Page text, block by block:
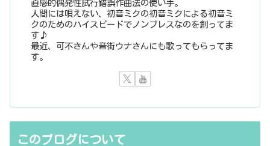
直感的偶発性試行錯誤作曲法の使い手。
人間には唄えない、初音ミクの初音ミクによる初音ミ
クのためのハイスピードでノンブレスなのを創ってま
す♪
最近、可不さんや音街ウナさんにも歌ってもらってま
す。
このブログについて